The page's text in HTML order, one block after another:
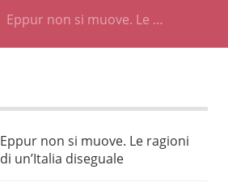
Eppur non si muove. Le …
Eppur non si muove. Le ragioni
di un’Italia diseguale